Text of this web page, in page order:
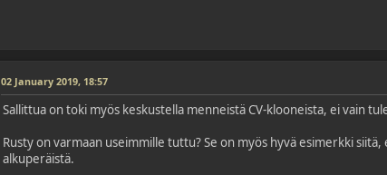
02 January 2019, 18:57
Sallittua on toki myös keskustella menneistä CV-klooneista, ei vain
Rusty on varmaan useimmille tuttu? Se on myös hyvä esimerkki
alkuperäistä.